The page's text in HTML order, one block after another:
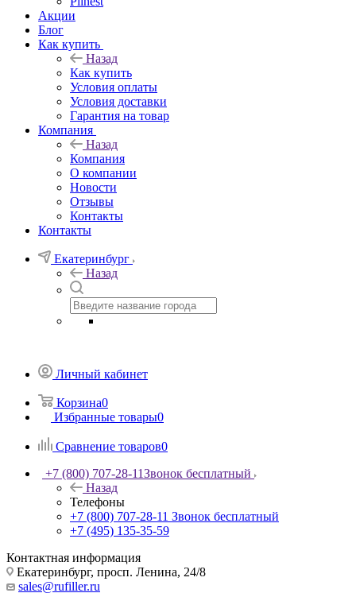
Акции
Блог
Как купить
Назад
Как купить
Условия оплаты
Условия доставки
Гарантия на товар
Компания
Назад
Компания
О компании
Новости
Отзывы
Контакты
Контакты
Екатеринбург
Назад
Личный кабинет
Корзина0
Избранные товары0
Сравнение товаров0
+7 (800) 707-28-11Звонок бесплатный
Назад
Телефоны
+7 (800) 707-28-11 Звонок бесплатный
+7 (495) 135-35-59
Контактная информация
Екатеринбург, просп. Ленина, 24/8
sales@rufiller.ru